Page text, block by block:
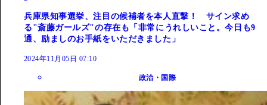
兵庫県知事選挙、注目の候補者を本人直撃！ サイン求め
る"斎藤ガールズ"の存在も「非常にうれしいこと。今日も9
通、励ましのお手紙をいただきました」
2024年11月05日 07:10
政治・国際